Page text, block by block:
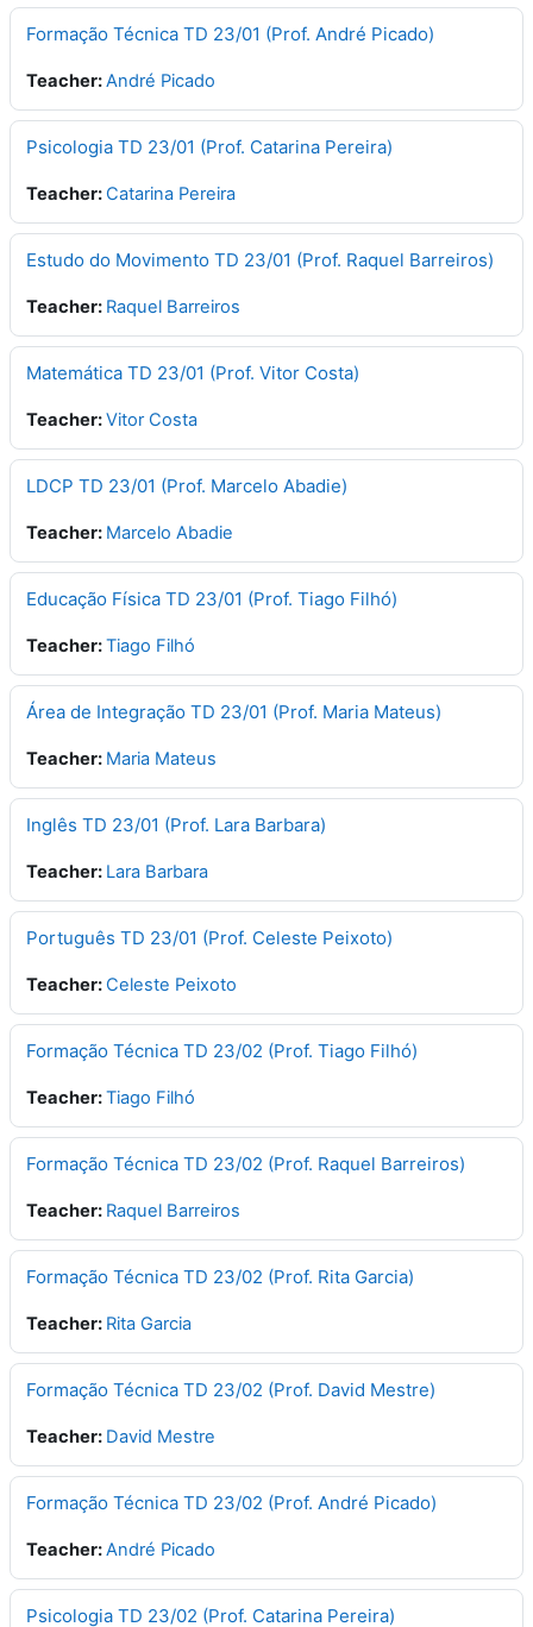
Formação Técnica TD 23/01 (Prof. André Picado)
Teacher:André Picado
Psicologia TD 23/01 (Prof. Catarina Pereira)
Teacher:Catarina Pereira
Estudo do Movimento TD 23/01 (Prof. Raquel Barreiros)
Teacher: Raquel Barreiros
Matemática TD 23/01 (Prof. Vitor Costa)
Teacher:Vitor Costa
LDCP TD 23/01 (Prof. Marcelo Abadie)
Teacher: Marcelo Abadie
Educação Física TD 23/01 (Prof. Tiago Filhó)
Teacher:Tiago Filhó
Área de Integração TD 23/01 (Prof. Maria Mateus)
Teacher: Maria Mateus
Inglês TD 23/01 (Prof. Lara Barbara)
Teacher: Lara Barbara
Português TD 23/01 (Prof. Celeste Peixoto)
Teacher:Celeste Peixoto
Formação Técnica TD 23/02 (Prof. Tiago Filhó)
Teacher:Tiago Filhó
Formação Técnica TD 23/02 (Prof. Raquel Barreiros)
Teacher: Raquel Barreiros
Formação Técnica TD 23/02 (Prof. Rita Garcia)
Teacher: Rita Garcia
Formação Técnica TD 23/02 (Prof. David Mestre)
Teacher: David Mestre
Formação Técnica TD 23/02 (Prof. André Picado)
Teacher:André Picado
Psicologia TD 23/02 (Prof. Catarina Pereira)